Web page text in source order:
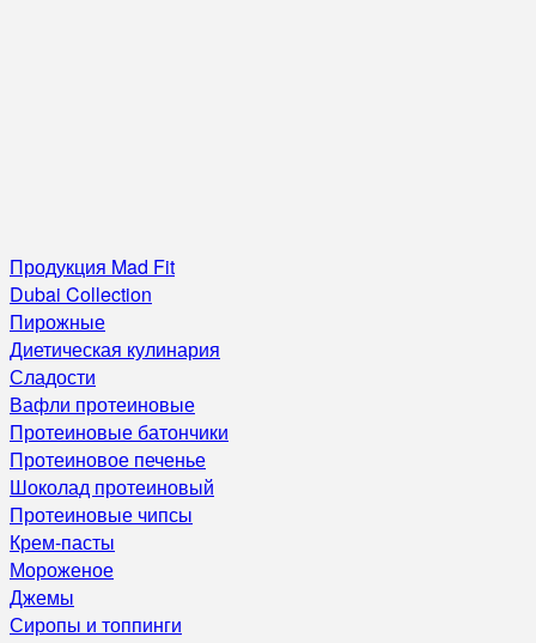
Продукция Mad Fit
Dubai Collection
Пирожные
Диетическая кулинария
Сладости
Вафли протеиновые
Протеиновые батончики
Протеиновое печенье
Шоколад протеиновый
Протеиновые чипсы
Крем-пасты
Мороженое
Джемы
Сиропы и топпинги